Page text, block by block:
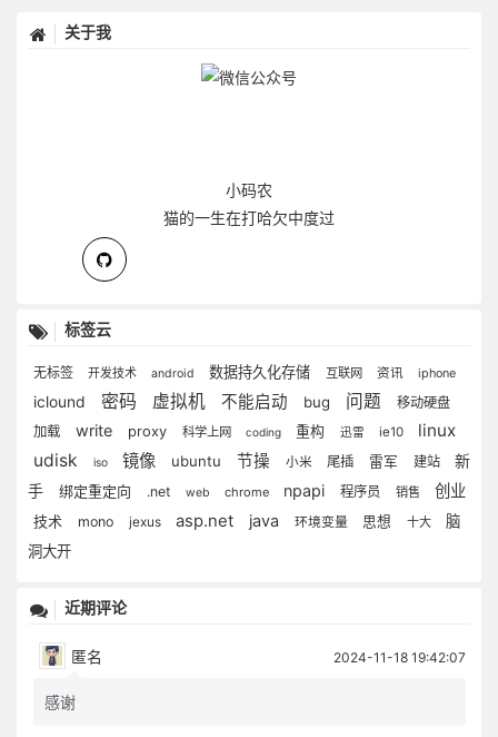
关于我
小码农
猫的一生在打哈欠中度过
标签云
无标签 开发技术 android 数据持久化存储 互联网 资讯 iphone
iclound 密码 虚拟机 不能启动 bug 问题
移动硬盘
加载
write proxy 科学上网 coding 重构 迅雷 ie10
linux
udisk
iso 镜像 ubuntu 节操 小米 尾插 雷军 建站
新
手
绑定重定向 .net web chrome npapi 程序员 销售 创业
技术 mono jexus asp.net java 环境变量 思想 十大
脑
洞大开
近期评论
匿名 2024-11-18 19:42:07
感谢